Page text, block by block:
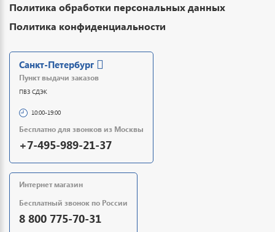
Политика обработки персональных данных
Политика конфиденциальности
Санкт-Петербург
Пункт выдачи заказов
ПВЗ СДЭК
10:00-19:00
Бесплатно для звонков из Москвы
+7-495-989-21-37
Интернет магазин
Бесплатный звонок по России
8 800 775-70-31